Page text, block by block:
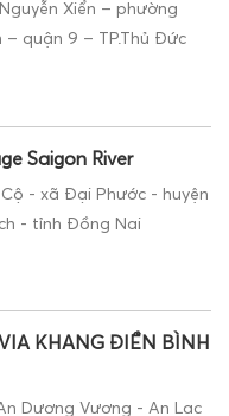
Xiển – phường
– quận 9 – TP.Thủ Đức
Saigon River
- xã Đại Phước - huyện
- tỉnh Đồng Nai
KHANG ĐIỀN BÌNH
Dương Vương - An Lạc